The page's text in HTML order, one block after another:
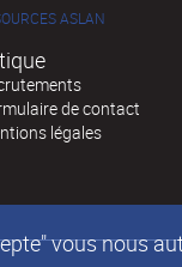
vous nous
ASLAN
de contact
légales